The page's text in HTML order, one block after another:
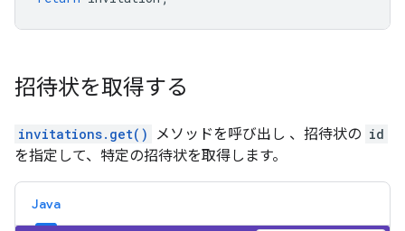
招待状を取得する
invitations.get() メソッドを呼び出し 、招待状の id
を指定して、特定の招待状を取得します。
Java